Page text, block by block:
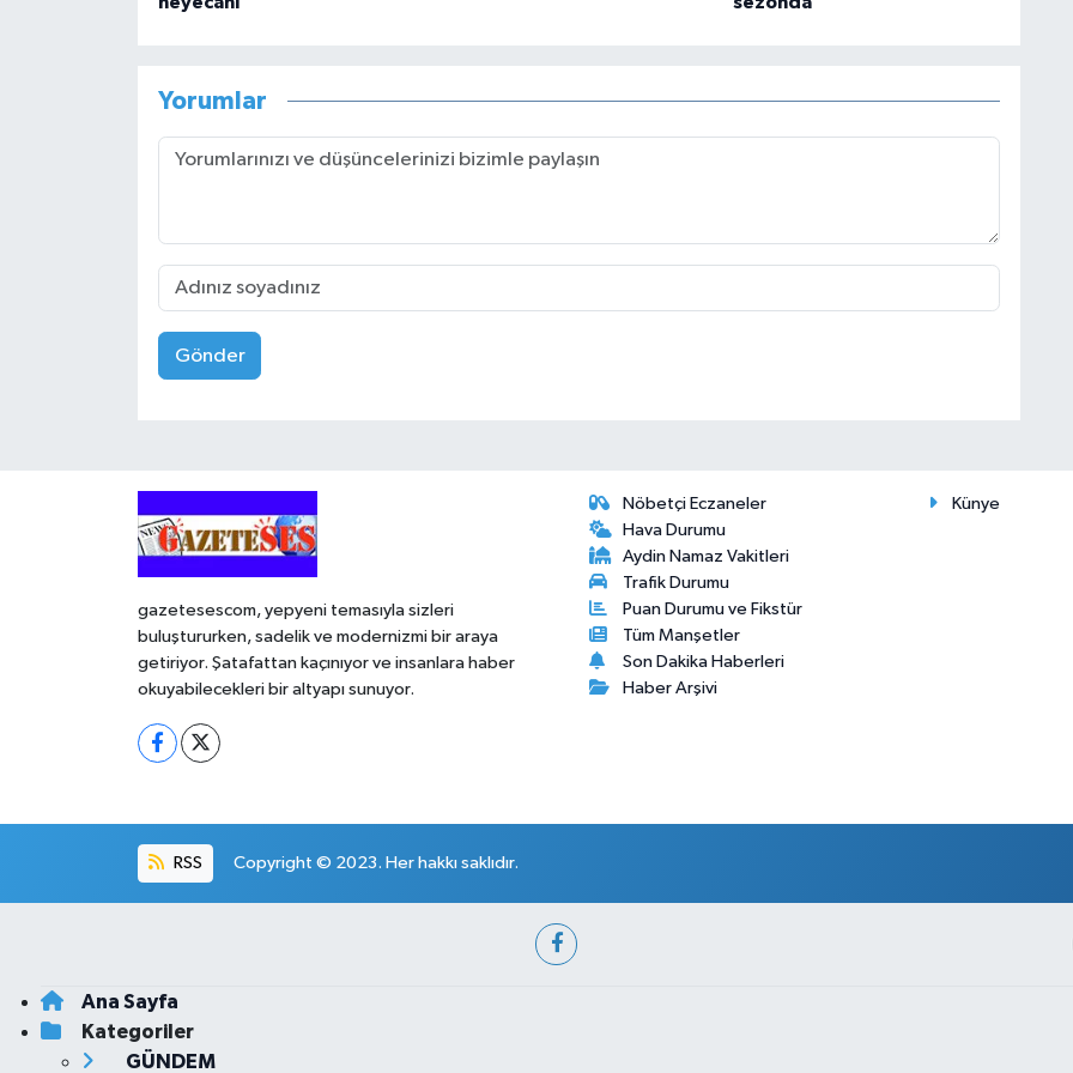
Yorumlar
Gönder
gazetesescom, yepyeni temasıyla sizleri
buluştururken, sadelik ve modernizmi bir araya
getiriyor. Şatafattan kaçınıyor ve insanlara haber
okuyabilecekleri bir altyapı sunuyor.
Nöbetçi Eczaneler
Hava Durumu
Aydin Namaz Vakitleri
Trafik Durumu
Puan Durumu ve Fikstür
Tüm Manşetler
Son Dakika Haberleri
Haber Arşivi
Künye
RSS Copyright © 2023. Her hakkı saklıdır.
Ana Sayfa
Kategoriler
GÜNDEM